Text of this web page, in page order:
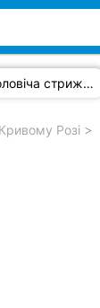
чоловіча стрижка
Розі